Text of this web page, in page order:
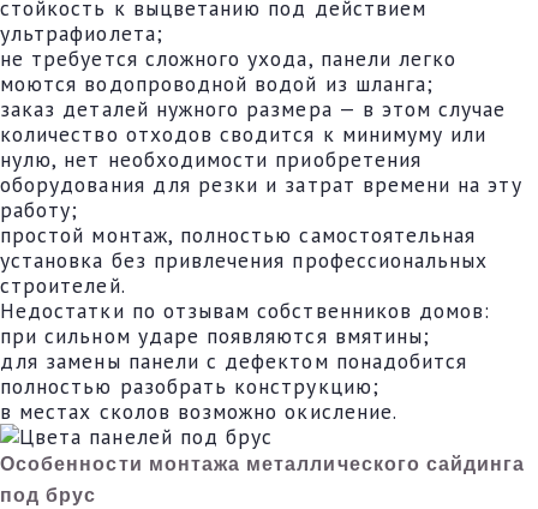
стойкость к выцветанию под действием
ультрафиолета;
не требуется сложного ухода, панели легко
моются водопроводной водой из шланга;
заказ деталей нужного размера — в этом случае
количество отходов сводится к минимуму или
нулю, нет необходимости приобретения
оборудования для резки и затрат времени на эту
работу;
простой монтаж, полностью самостоятельная
установка без привлечения профессиональных
строителей.
Недостатки по отзывам собственников домов:
при сильном ударе появляются вмятины;
для замены панели с дефектом понадобится
полностью разобрать конструкцию;
в местах сколов возможно окисление.
Особенности монтажа металлического сайдинга
под брус